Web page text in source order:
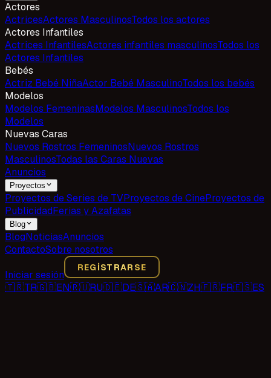
Actores
ActricesActores MasculinosTodos los actores
Actores Infantiles
Actrices InfantilesActores infantiles masculinosTodos los
Actores Infantiles
Bebés
Actriz Bebé NiñaActor Bebé MasculinoTodos los bebés
Modelos
Modelos FemeninasModelos MasculinosTodos los
Modelos
Nuevas Caras
Nuevos Rostros FemeninosNuevos Rostros
MasculinosTodas las Caras Nuevas
Anuncios
Proyectos
Proyectos de Series de TVProyectos de CineProyectos de
PublicidadFerias y Azafatas
Blog
BlogNoticiasAnuncios
ContactoSobre nosotros
Iniciar sesión
REGISTRARSE
🇹🇷TR🇬🇧EN🇷🇺RU🇩🇪DE🇸🇦AR🇨🇳ZH🇫🇷FR🇪🇸ES